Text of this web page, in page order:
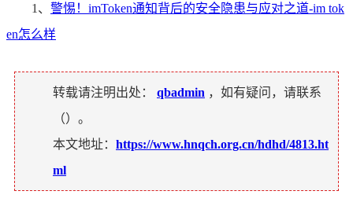
1、 警惕！imToken通知背后的安全隐患与应对之道-im tok
en怎么样
转载请注明出处： qbadmin ，如有疑问，请联系
（）。
本文地址： https://www.hnqch.org.cn/hdhd/4813.ht
ml